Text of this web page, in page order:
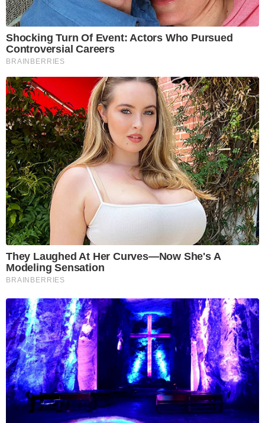
Shocking Turn Of Event: Actors Who Pursued
Controversial Careers
BRAINBERRIES
They Laughed At Her Curves—Now She's A
Modeling Sensation
BRAINBERRIES